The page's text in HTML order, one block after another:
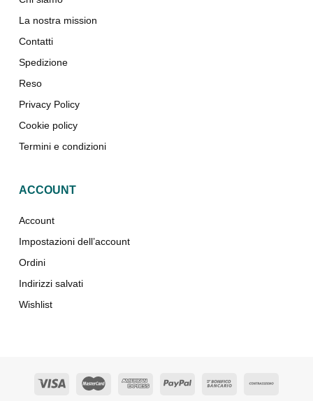
La nostra mission
Contatti
Spedizione
Reso
Privacy Policy
Cookie policy
Termini e condizioni
ACCOUNT
Account
Impostazioni dell’account
Ordini
Indirizzi salvati
Wishlist